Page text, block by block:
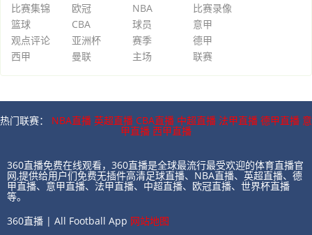
比赛集锦
欧冠 NBA
比赛录像
篮球
CBA 球员
意甲
观点评论
亚洲杯 赛季
德甲
西甲
曼联 主场 联赛
热门联赛： NBA直播 英超直播 CBA直播 中超直播 法甲直播 德甲直播 意
甲直播 西甲直播
360直播免费在线观看，360直播是全球最流行最受欢迎的体育直播官
网,提供给用户们免费无插件高清足球直播、NBA直播、英超直播、德
甲直播、意甲直播、法甲直播、中超直播、欧冠直播、世界杯直播
等。
360直播 | All Football App 网站地图